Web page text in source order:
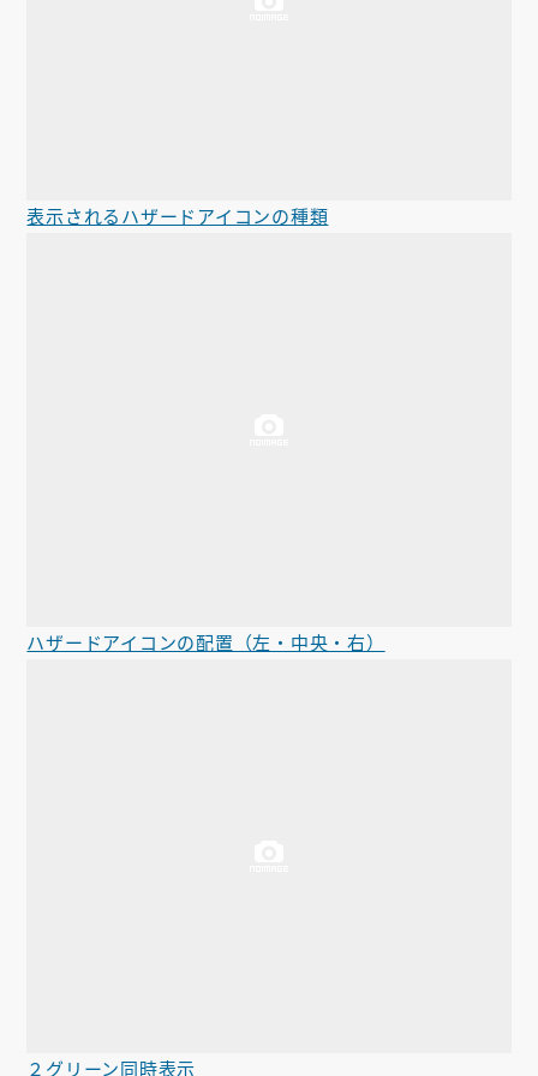
表示されるハザードアイコンの種類
ハザードアイコンの配置（左・中央・右）
２グリーン同時表示